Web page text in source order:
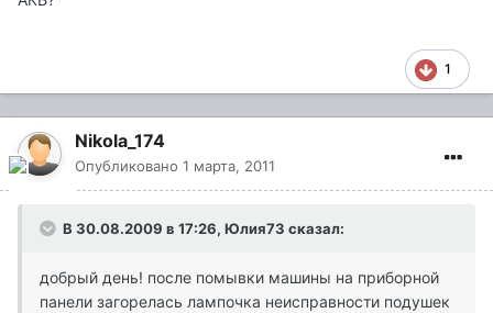
1
Nikola_174
Опубликовано 1 марта, 2011
В 30.08.2009 в 17:26, Юлия73 сказал:
добрый день! после помывки машины на приборной
панели загорелась лампочка неисправности подушек